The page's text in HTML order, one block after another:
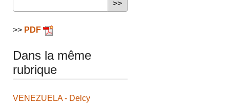
>> PDF
Dans la même
rubrique
VENEZUELA - Delcy